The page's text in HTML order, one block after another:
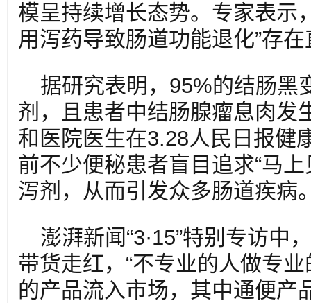
模呈持续增长态势。专家表示
用泻药导致肠道功能退化”存
据研究表明，95%的结肠黑
剂，且患者中结肠腺瘤息肉发
和医院医生在3.28人民日报健
前不少便秘患者盲目追求“马
泻剂，从而引发众多肠道疾病
澎湃新闻“3·15”特别专访中
带货走红，“不专业的人做专
的产品流入市场，其中通便产